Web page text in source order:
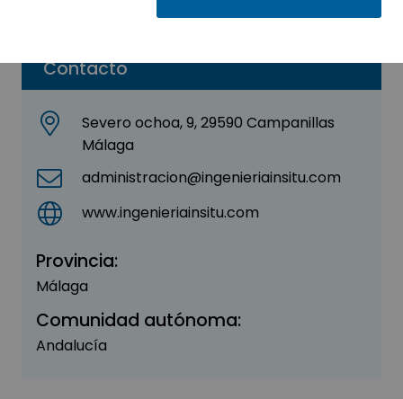
Contacto
Severo ochoa, 9, 29590 Campanillas
Málaga
administracion@ingenieriainsitu.com
www.ingenieriainsitu.com
Provincia:
Málaga
Comunidad autónoma:
Andalucía
Málaga TechPark